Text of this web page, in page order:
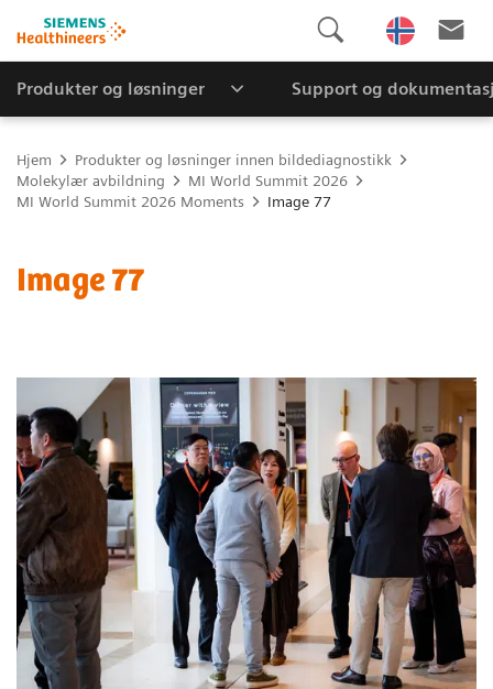
Produkter og løsninger Support og
Hjem
Produkter og løsninger innen bildediagnostikk
Molekylær avbildning
MI World Summit 2026
MI World Summit 2026 Moments
Image 77
Image 77